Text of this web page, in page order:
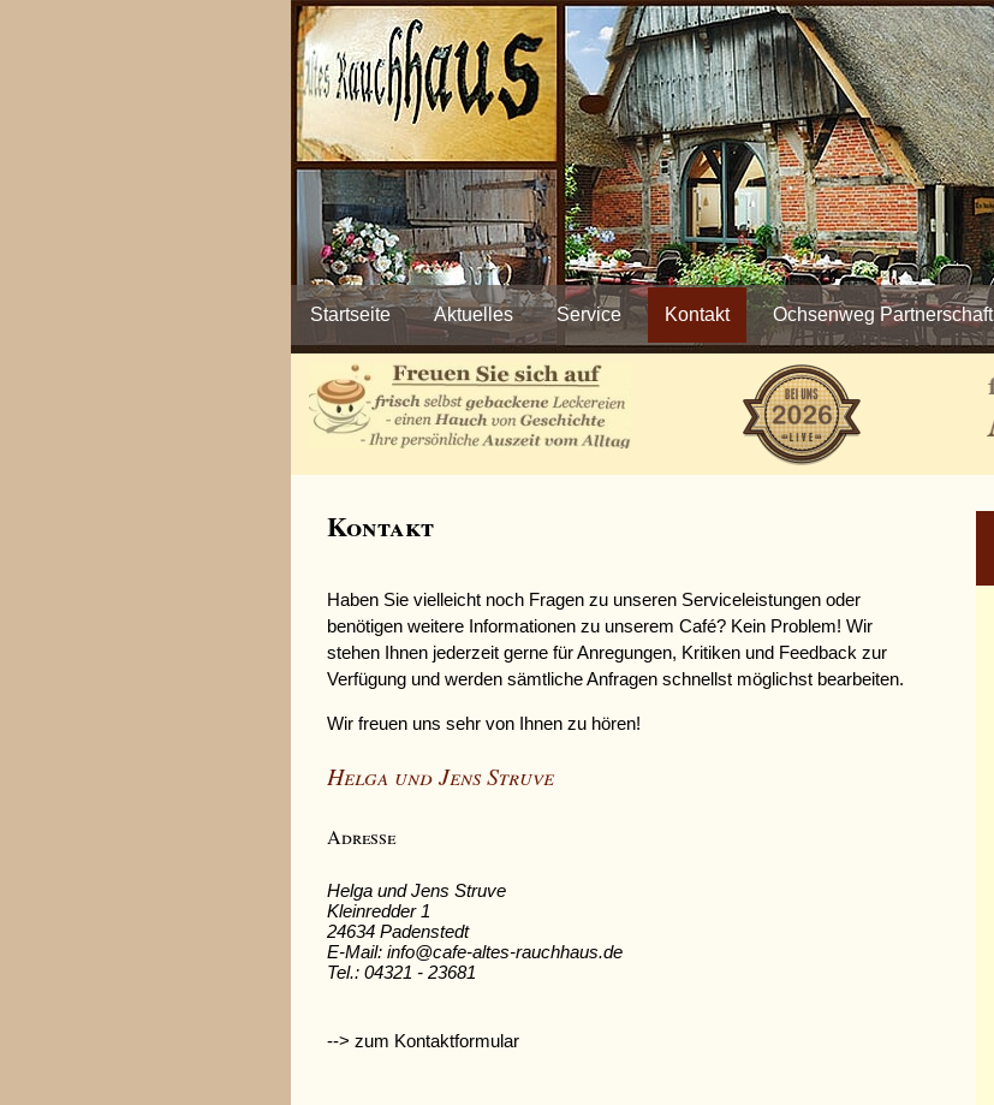
Navigation
überspringen
Startseite Aktuelles Service Kontakt Ochsenweg Partnerschaft
Kontakt
Haben Sie vielleicht noch Fragen zu unseren Serviceleistungen oder
benötigen weitere Informationen zu unserem Café? Kein Problem! Wir
stehen Ihnen jederzeit gerne für Anregungen, Kritiken und Feedback zur
Verfügung und werden sämtliche Anfragen schnellst möglichst bearbeiten.
Wir freuen uns sehr von Ihnen zu hören!
Helga und Jens Struve
Adresse
Helga und Jens Struve
Kleinredder 1
24634 Padenstedt
E-Mail: info@cafe-altes-rauchhaus.de
Tel.: 04321 - 23681
--> zum Kontaktformular